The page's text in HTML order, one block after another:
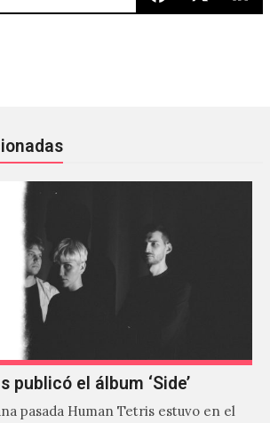
publicó el álbum ‘Side’
pasada Human Tetris estuvo en el